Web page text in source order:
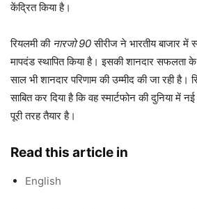
केंद्रित किया है।
रियलमी की नारजो 90सीरीज ने भारतीय बाजार में
मापदंड स्थापित किया है। इसकी शानदार सफलता
साल भी शानदार परिणाम की उम्मीद की जा रही
साबित कर दिया है कि वह स्मार्टफोन की दुनिया में
पूरी तरह तैयार है।
Read this article in
English